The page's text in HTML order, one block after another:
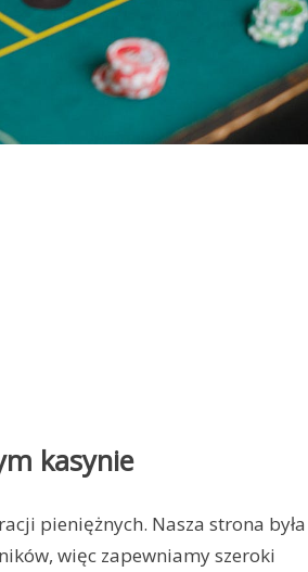
kasynie
pieniężnych. Nasza strona była
więc zapewniamy szeroki